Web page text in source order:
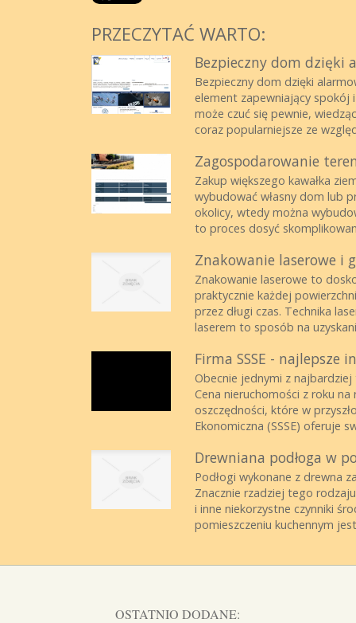
PRZECZYTAĆ WARTO:
Bezpieczny dom dzięki
Bezpieczny dom dzięki
element zapewniający spokój
może czuć się pewnie,
coraz popularniejsze ze
Zagospodarowanie
Zakup większego kawałka
wybudować własny dom lub
okolicy, wtedy można
to proces dosyć
Znakowanie laserowe i
Znakowanie laserowe to
praktycznie każdej
przez długi czas. Technika
laserem to sposób na
Firma SSSE - najlepsze
Obecnie jednymi z
Cena nieruchomości z roku
oszczędności, które w
Ekonomiczna (SSSE) oferuje
Drewniana podłoga w
Podłogi wykonane z drewna
Znacznie rzadziej tego
i inne niekorzystne czynniki
pomieszczeniu kuchennym
OSTATNIO DODANE: